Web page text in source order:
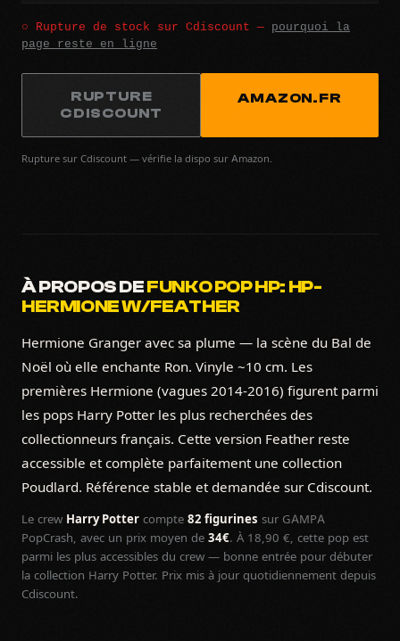
○ Rupture de stock sur Cdiscount — pourquoi la
page reste en ligne
RUPTURE
CDISCOUNT
AMAZON.FR
Rupture sur Cdiscount — vérifie la dispo sur Amazon.
À PROPOS DEFUNKO POP HP: HP-
HERMIONE W/FEATHER
Hermione Granger avec sa plume — la scène du Bal de
Noël où elle enchante Ron. Vinyle ~10 cm. Les
premières Hermione (vagues 2014-2016) figurent parmi
les pops Harry Potter les plus recherchées des
collectionneurs français. Cette version Feather reste
accessible et complète parfaitement une collection
Poudlard. Référence stable et demandée sur Cdiscount.
Le crew Harry Potter compte 82 figurines sur GAMPA
PopCrash, avec un prix moyen de 34€. À 18,90 €, cette pop est
parmi les plus accessibles du crew — bonne entrée pour débuter
la collection Harry Potter. Prix mis à jour quotidiennement depuis
Cdiscount.